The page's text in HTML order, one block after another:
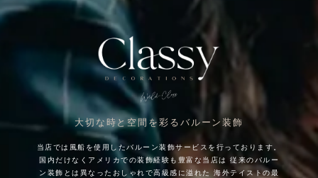
大切な時と空間を彩るバルーン装飾
当店では風船を使用したバルーン装飾サービスを行っております。
国内だけなくアメリカでの装飾経験も豊富な当店は
従来のバルー
ン装飾とは異なったおしゃれで高級感に溢れた
海外テイストの最